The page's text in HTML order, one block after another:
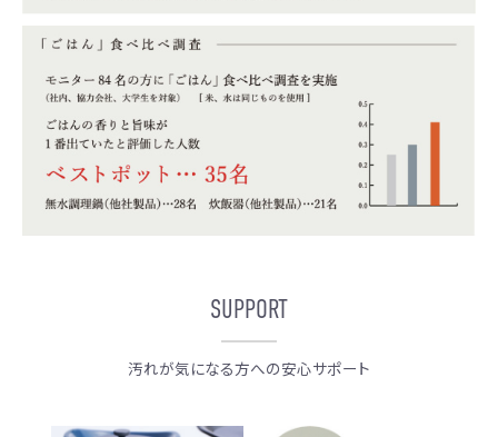
SUPPORT
汚れが気になる方への安心サポート